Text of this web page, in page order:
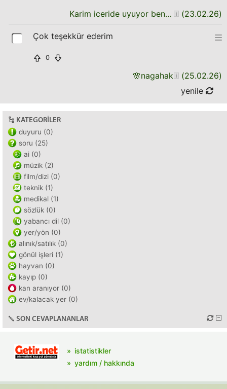
Karim iceride uyuyor ben seni dusunuyorum (23.02.26)
Çok teşekkür ederim
0
🌸nagahak (25.02.26)
yenile
KATEGORILER
duyuru (0)
soru (25)
ai (0)
müzik (2)
film/dizi (0)
teknik (1)
medikal (1)
sözlük (0)
yabancı dil (0)
yer/yön (0)
alınık/satılık (0)
gönül işleri (1)
hayvan (0)
kayıp (0)
kan aranıyor (0)
ev/kalacak yer (0)
SON CEVAPLANANLAR
istatistikler
yardım / hakkında